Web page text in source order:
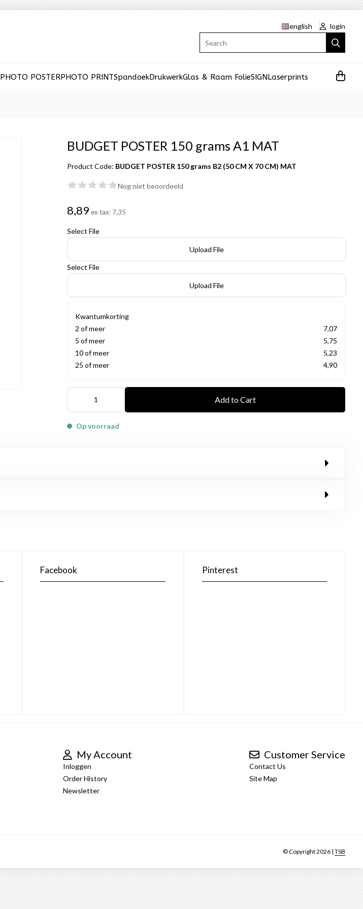
english
login
PHOTO POSTERPHOTO PRINTSpandoekDrukwerkGlas & Raam FolieSIGNLaserprints
BUDGET POSTER 150 grams A1 MAT
Product Code: BUDGET POSTER 150 grams B2 (50 CM X 70 CM) MAT
Nog niet beoordeeld
8,89 ex tax: 7,35
Select File
Upload File
Select File
Upload File
Kwantumkorting
2 of meer
7,07
5 of meer
5,75
10 of meer
5,23
25 of meer
4,90
Add to Cart
Op voorraad
Facebook Pinterest
My Account
Inloggen
Order History
Newsletter
Customer Service
Contact Us
Site Map
© Copyright 2026 | TSB